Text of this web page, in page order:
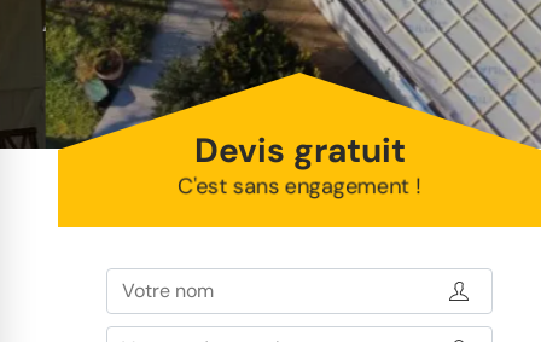
Devis gratuit
C'est sans engagement !